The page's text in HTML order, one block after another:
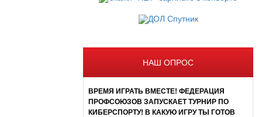
НАШ ОПРОС
ВРЕМЯ ИГРАТЬ ВМЕСТЕ! ФЕДЕРАЦИЯ
ПРОФСОЮЗОВ ЗАПУСКАЕТ ТУРНИР ПО
КИБЕРСПОРТУ! В КАКУЮ ИГРУ ТЫ ГОТОВ